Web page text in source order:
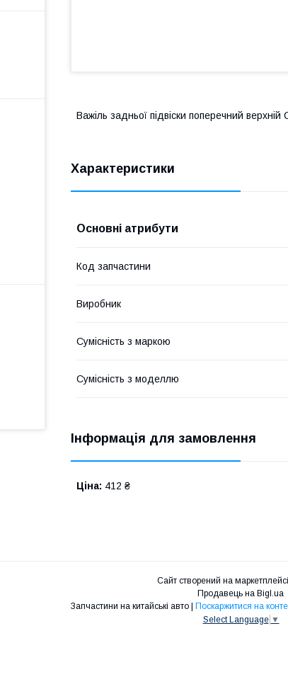
Важіль задньої підвіски поперечний
Характеристики
Основні атрибути
Код запчастини
Виробник
Сумісність з маркою
Сумісність з моделлю
Інформація для замовлення
Ціна: 412 ₴
Сайт створений на маркетплейсі
Продавець на Bigl.ua
Запчастини на китайські авто | Поскаржитися на
Select Language ▼